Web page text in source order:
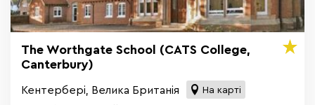
The Worthgate School (CATS College,
Canterbury)
Кентербері, Велика Британія На карті